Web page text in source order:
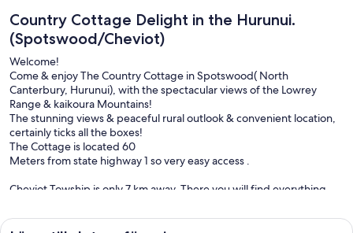
Country Cottage Delight in the Hurunui.
(Spotswood/Cheviot)
Welcome!
Come & enjoy The Country Cottage in Spotswood( North
Canterbury, Hurunui), with the spectacular views of the Lowrey
Range & kaikoura Mountains!
The stunning views & peaceful rural outlook & convenient location,
certainly ticks all the boxes!
The Cottage is located 60
Meters from state highway 1 so very easy access .
Cheviot Towship is only 7 km away, There you will find everything
Great Cafes, Bakery & Butchers. Cheviot Trust Hotel provides